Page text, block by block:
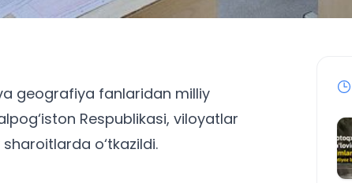
geografiya fanlaridan milliy
Respublikasi, viloyatlar
o‘tkazildi.